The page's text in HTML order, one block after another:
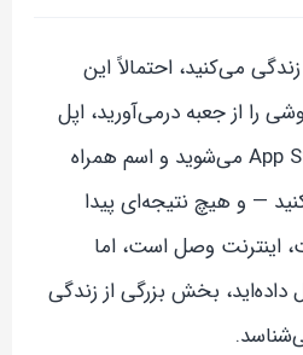
می‌کنید، احتمالاً این
را از جعبه درمی‌آورید، اپل
آیدی می‌سازید، وارد App Store می‌شوید و اسم همراه
— و هیچ نتیجه‌ای پیدا
اینترنت وصل است، اما
بخش بزرگی از زندگی